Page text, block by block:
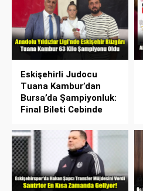
Eskişehirli Judocu
Tuana Kambur’dan
Bursa’da Şampiyonluk:
Final Bileti Cebinde